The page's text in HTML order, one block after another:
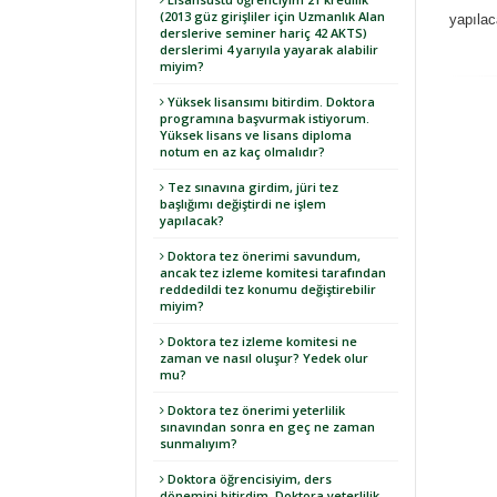
(2013 güz girişliler için Uzmanlık Alan
derslerive seminer hariç 42 AKTS)
derslerimi 4 yarıyıla yayarak alabilir
miyim?
Yüksek lisansımı bitirdim. Doktora
programına başvurmak istiyorum.
Yüksek lisans ve lisans diploma
notum en az kaç olmalıdır?
Tez sınavına girdim, jüri tez
başlığımı değiştirdi ne işlem
yapılacak?
Doktora tez önerimi savundum,
ancak tez izleme komitesi tarafından
reddedildi tez konumu değiştirebilir
miyim?
Doktora tez izleme komitesi ne
zaman ve nasıl oluşur? Yedek olur
mu?
Doktora tez önerimi yeterlilik
sınavından sonra en geç ne zaman
sunmalıyım?
Doktora öğrencisiyim, ders